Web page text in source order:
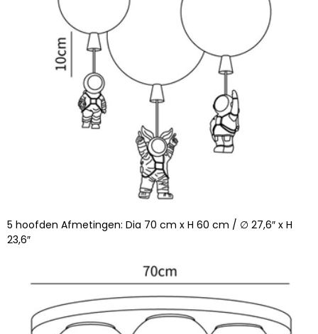
5 hoofden Afmetingen: Dia 70 cm x H 60 cm / ∅ 27,6″ x H
23,6″